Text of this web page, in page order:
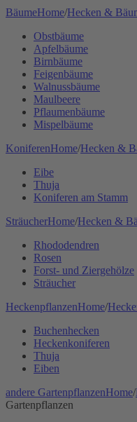
BäumeHome/Hecken &
Obstbäume
Apfelbäume
Birnbäume
Feigenbäume
Walnussbäume
Maulbeere
Pflaumenbäume
Mispelbäume
KoniferenHome/Hecken &
Eibe
Thuja
Koniferen am Stamm
SträucherHome/Hecken &
Rhododendren
Rosen
Forst- und Ziergehölze
Sträucher
HeckenpflanzenHome/
Buchenhecken
Heckenkoniferen
Thuja
Eiben
andere GartenpflanzenHome/
Gartenpflanzen